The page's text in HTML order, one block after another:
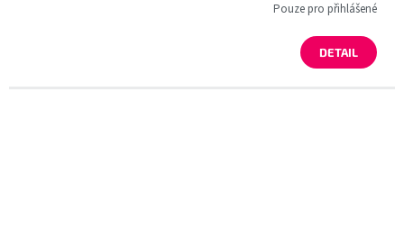
Pouze pro přihlášené
DETAIL